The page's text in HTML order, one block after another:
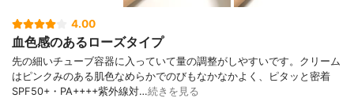
4.00
血色感のあるローズタイプ
先の細いチューブ容器に入っていて量の調整がしやすいです。クリーム
はピンクみのある肌色なめらかでのびもなかなかよく、ピタッと密着
SPF50+・PA++++紫外線対…続きを見る